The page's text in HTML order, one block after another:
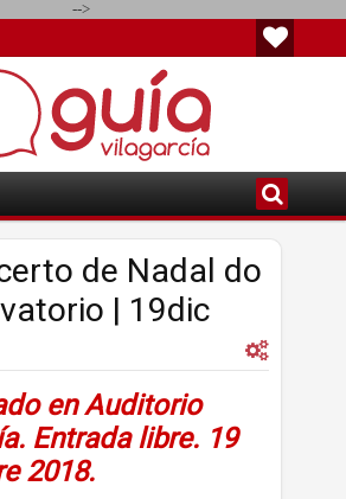
-->
de Nadal do
| 19dic
en Auditorio
Entrada libre. 19
2018.